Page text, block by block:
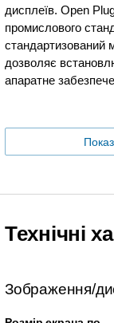
дисплеїв. Open
промислового
стандартизований
дозволяє
апаратне
Технічні
Зображення/